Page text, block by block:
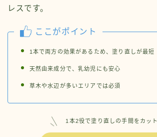
レスです。
ここがポイント
1本で両方の効果があるため、塗り直しが最短
天然由来成分で、乳幼児にも安心
草木や水辺が多いエリアでは必須
1本2役で塗り直しの手間をカット